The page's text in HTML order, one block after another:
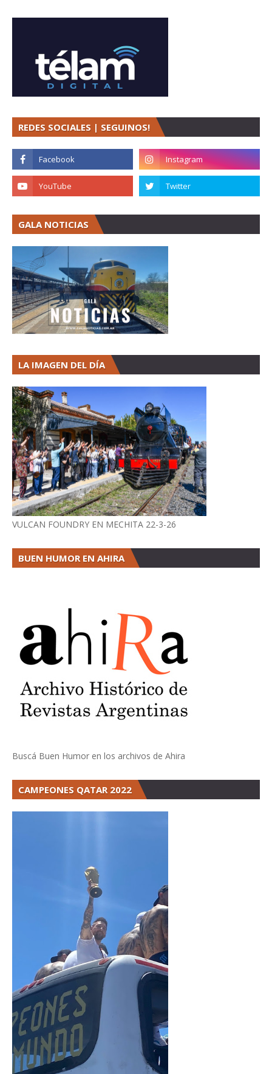
REDES SOCIALES | SEGUINOS!
GALA NOTICIAS
LA IMAGEN DEL DÍA
VULCAN FOUNDRY EN MECHITA 22-3-26
BUEN HUMOR EN AHIRA
Buscá Buen Humor en los archivos de Ahira
CAMPEONES QATAR 2022